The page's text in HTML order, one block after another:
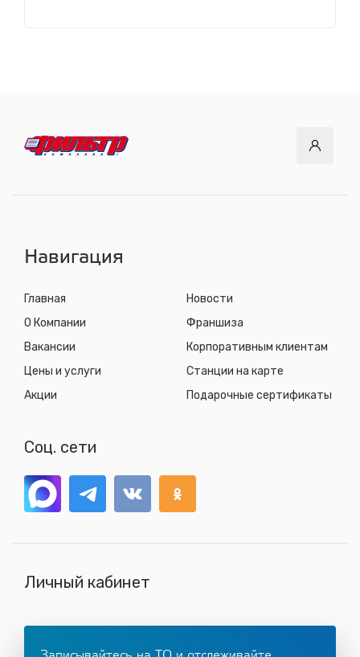
с 8.00 до 22.30, без выходных
Навигация
Главная
О Компании
Вакансии
Цены и услуги
Акции
Новости
Франшиза
Корпоративным клиентам
Станции на карте
Подарочные сертификаты
Соц. сети
Личный кабинет